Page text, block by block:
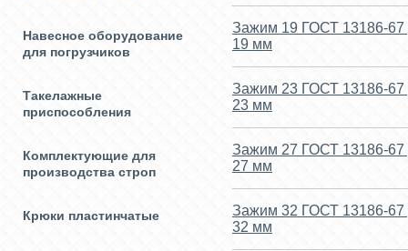
Навесное оборудование
для погрузчиков
Такелажные
приспособления
Комплектующие для
производства строп
Крюки пластинчатые
Зажим 19 ГОСТ 13186-67
19 мм
Зажим 23 ГОСТ 13186-67
23 мм
Зажим 27 ГОСТ 13186-67
27 мм
Зажим 32 ГОСТ 13186-67
32 мм